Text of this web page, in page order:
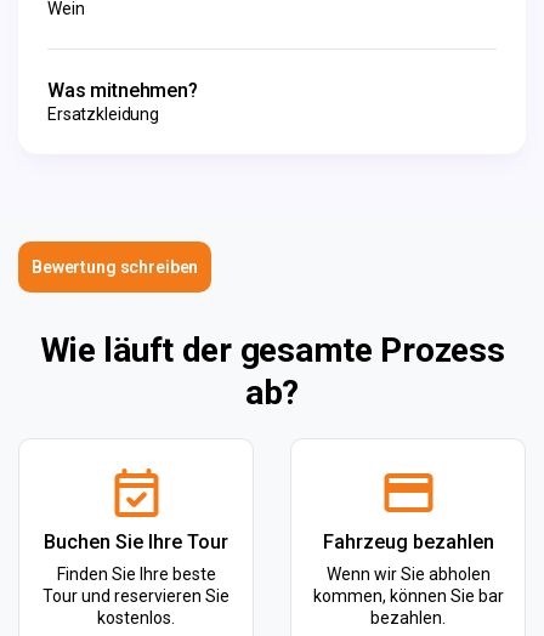
Wein
Was mitnehmen?
Ersatzkleidung
Bewertung schreiben
Wie läuft der gesamte Prozess
ab?
Buchen Sie Ihre Tour
Finden Sie Ihre beste
Tour und reservieren Sie
kostenlos.
Fahrzeug bezahlen
Wenn wir Sie abholen
kommen, können Sie bar
bezahlen.